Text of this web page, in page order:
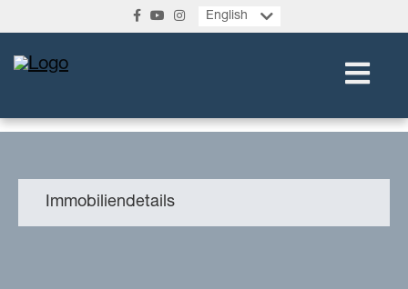
English
Immobiliendetails